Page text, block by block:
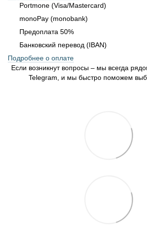
Portmone (Visa/Mastercard)
monoPay (monobank)
Предоплата 50%
Банковский перевод (IBAN)
Подробнее о оплате
Если возникнут вопросы – мы всегда
Telegram, и мы быстро поможем